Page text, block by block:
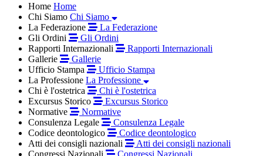
Home Home
Chi Siamo Chi Siamo
La Federazione
La Federazione
Gli Ordini
Gli Ordini
Rapporti Internazionali
Rapporti Internazionali
Gallerie
Gallerie
Ufficio Stampa
Ufficio Stampa
La Professione La Professione
Chi è l'ostetrica
Chi è l'ostetrica
Excursus Storico
Excursus Storico
Normative
Normative
Consulenza Legale
Consulenza Legale
Codice deontologico
Codice deontologico
Atti dei consigli nazionali
Atti dei consigli nazionali
Congressi Nazionali
Congressi Nazionali